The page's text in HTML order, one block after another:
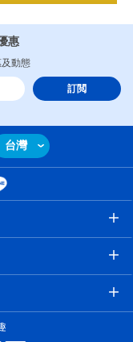
惠
動態
訂閲
台灣